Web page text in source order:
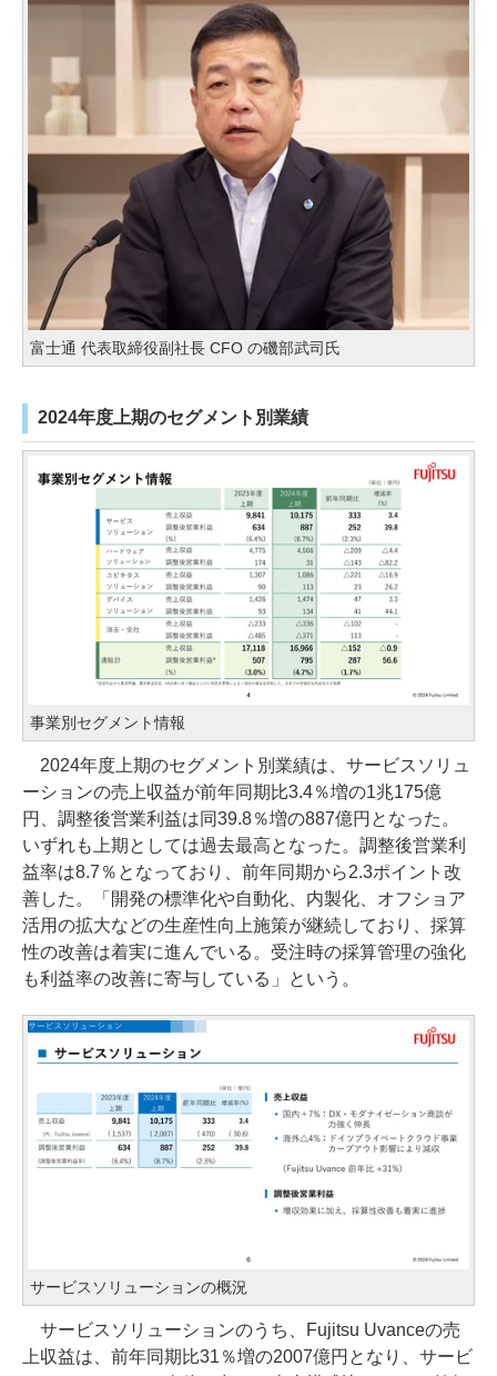
富士通 代表取締役副社長 CFO の磯部武司氏
2024年度上期のセグメント別業績
事業別セグメント情報
2024年度上期のセグメント別業績は、サービスソリュ
ーションの売上収益が前年同期比3.4％増の1兆175億
円、調整後営業利益は同39.8％増の887億円となった。
いずれも上期としては過去最高となった。調整後営業利
益率は8.7％となっており、前年同期から2.3ポイント改
善した。「開発の標準化や自動化、内製化、オフショア
活用の拡大などの生産性向上施策が継続しており、採算
性の改善は着実に進んでいる。受注時の採算管理の強化
も利益率の改善に寄与している」という。
サービスソリューションの概況
サービスソリューションのうち、Fujitsu Uvanceの売
上収益は、前年同期比31％増の2007億円となり、サービ